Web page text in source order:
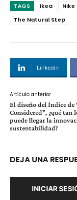
TAGS Ikea Nike
The Natural Step
Linkedin
Artículo anterior
El diseño del Índice de
Considered”, ¿qué tan
puede llegar la
sustentabilidad?
DEJA UNA
INICIAR